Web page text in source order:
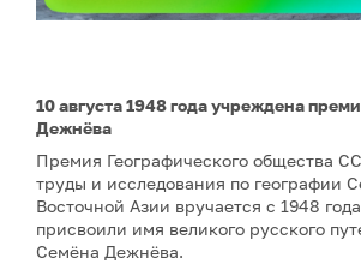
10 августа 1948 года учреждена
Дежнёва
Премия Географического общества
труды и исследования по географии
Восточной Азии вручается с 1948
присвоили имя великого русского
Семёна Дежнёва.